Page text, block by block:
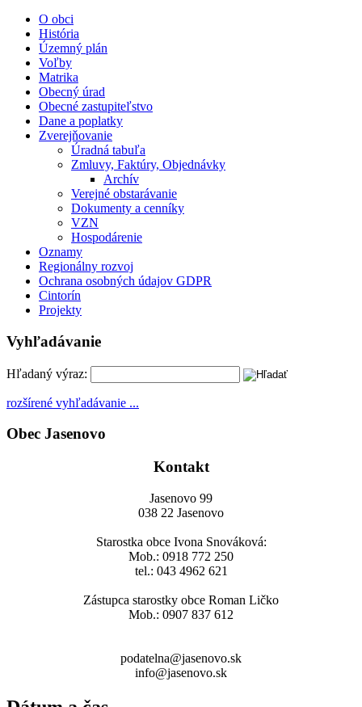
O obci
História
Územný plán
Voľby
Matrika
Obecný úrad
Obecné zastupiteľstvo
Dane a poplatky
Zverejňovanie
Úradná tabuľa
Zmluvy, Faktúry, Objednávky
Archív
Verejné obstarávanie
Dokumenty a cenníky
VZN
Hospodárenie
Oznamy
Regionálny rozvoj
Ochrana osobných údajov GDPR
Cintorín
Projekty
Vyhľadávanie
Hľadaný výraz:
rozšírené vyhľadávanie ...
Obec Jasenovo
Kontakt
Jasenovo 99
038 22 Jasenovo
Starostka obce Ivona Snováková:
Mob.: 0918 772 250
tel.: 043 4962 621
Zástupca starostky obce Roman Ličko
Mob.: 0907 837 612
podatelna@jasenovo.sk
info@jasenovo.sk